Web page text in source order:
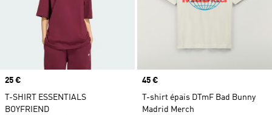
Prix
25 €
T-SHIRT ESSENTIALS
BOYFRIEND
Prix
45 €
T-shirt épais DTmF Bad Bunny
Madrid Merch